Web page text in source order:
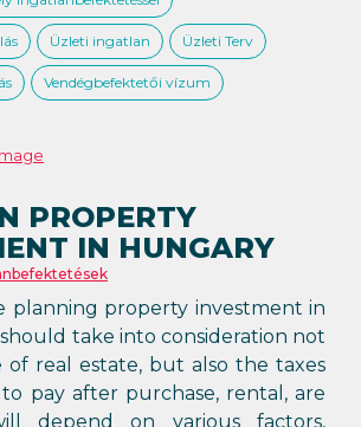
Üzleti ingatlan Üzleti Terv
Vendégbefektetői vízum
PROPERTY
IN HUNGARY
planning property investment in
take into consideration not
real estate, but also the taxes
pay after purchase, rental, are
depend on various factors,